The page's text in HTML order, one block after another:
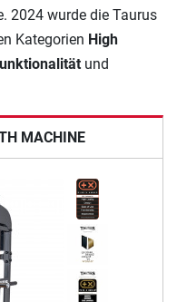
2024 wurde die Taurus
Kategorien High
und
MACHINE